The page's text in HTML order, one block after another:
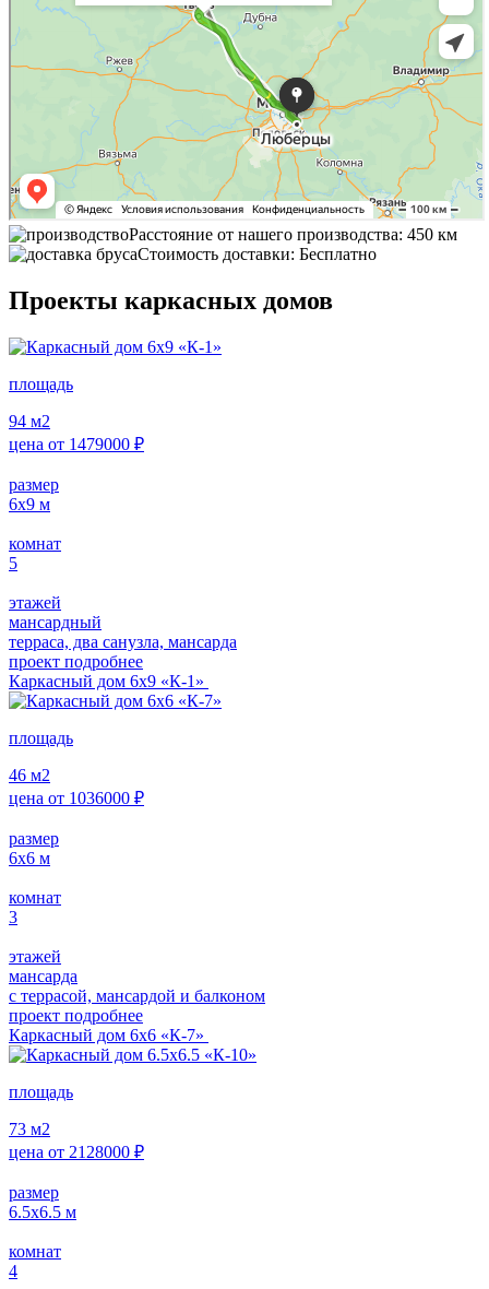
Расстояние от нашего производства: 450 км
Стоимость доставки: Бесплатно
Проекты каркасных домов
площадь
94 м2
цена от 1479000 ₽
размер
6х9 м
комнат
5
этажей
мансардный
терраса, два санузла, мансарда
проект подробнее
Каркасный дом 6х9 «К-1»
площадь
46 м2
цена от 1036000 ₽
размер
6х6 м
комнат
3
этажей
мансарда
с террасой, мансардой и балконом
проект подробнее
Каркасный дом 6х6 «К-7»
площадь
73 м2
цена от 2128000 ₽
размер
6.5х6.5 м
комнат
4